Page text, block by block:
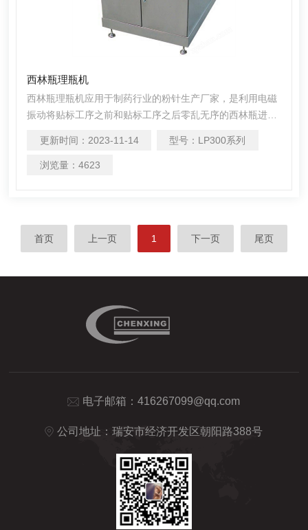
西林瓶理瓶机
西林瓶理瓶机应用于制药行业的粉针生产厂家，是利用电磁
振动将贴标工序之前和贴标工序之后零乱无序的西林瓶进行
强度及提高生产效率，提高生产线自动化程度。该产品也适
用于20-100毫升的塑料瓶整理。
更新时间： 2023-11-14 型号： LP300系列
浏览量： 4623
首页 上一页 1 下一页 尾页
电子邮箱：416267099@qq.com
公司地址：瑞安市经济开发区朝阳路388号